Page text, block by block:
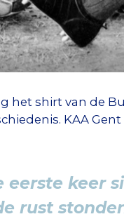
het shirt van de
KAA
eerste keer
rust